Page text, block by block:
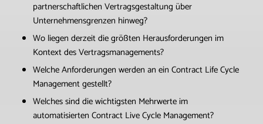
partnerschaftlichen Vertragsgestaltung über
Unternehmensgrenzen hinweg?
Wo liegen derzeit die größten Herausforderungen im
Kontext des Vertragsmanagements?
Welche Anforderungen werden an ein Contract Life Cycle
Management gestellt?
Welches sind die wichtigsten Mehrwerte im
automatisierten Contract Live Cycle Management?